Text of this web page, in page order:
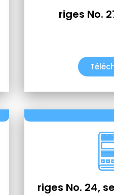
riges No.
riges No. 24,